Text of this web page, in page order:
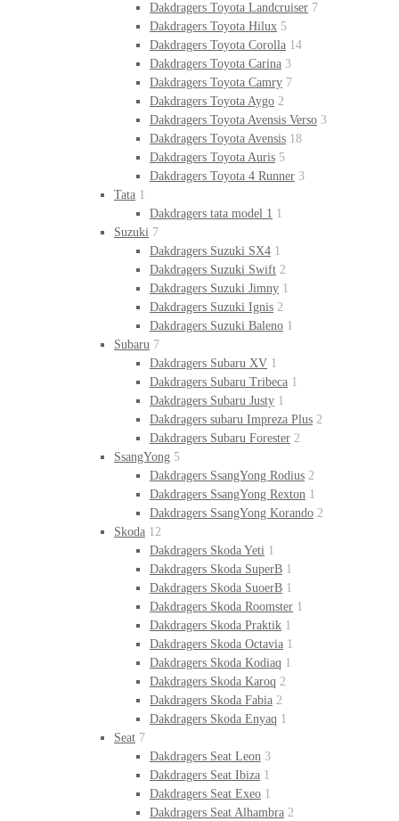
Dakdragers Toyota Landcruiser 7
Dakdragers Toyota Hilux 5
Dakdragers Toyota Corolla 14
Dakdragers Toyota Carina 3
Dakdragers Toyota Camry 7
Dakdragers Toyota Aygo 2
Dakdragers Toyota Avensis Verso 3
Dakdragers Toyota Avensis 18
Dakdragers Toyota Auris 5
Dakdragers Toyota 4 Runner 3
Tata 1
Dakdragers tata model 1 1
Suzuki 7
Dakdragers Suzuki SX4 1
Dakdragers Suzuki Swift 2
Dakdragers Suzuki Jimny 1
Dakdragers Suzuki Ignis 2
Dakdragers Suzuki Baleno 1
Subaru 7
Dakdragers Subaru XV 1
Dakdragers Subaru Tribeca 1
Dakdragers Subaru Justy 1
Dakdragers subaru Impreza Plus 2
Dakdragers Subaru Forester 2
SsangYong 5
Dakdragers SsangYong Rodius 2
Dakdragers SsangYong Rexton 1
Dakdragers SsangYong Korando 2
Skoda 12
Dakdragers Skoda Yeti 1
Dakdragers Skoda SuperB 1
Dakdragers Skoda SuoerB 1
Dakdragers Skoda Roomster 1
Dakdragers Skoda Praktik 1
Dakdragers Skoda Octavia 1
Dakdragers Skoda Kodiaq 1
Dakdragers Skoda Karoq 2
Dakdragers Skoda Fabia 2
Dakdragers Skoda Enyaq 1
Seat 7
Dakdragers Seat Leon 3
Dakdragers Seat Ibiza 1
Dakdragers Seat Exeo 1
Dakdragers Seat Alhambra 2